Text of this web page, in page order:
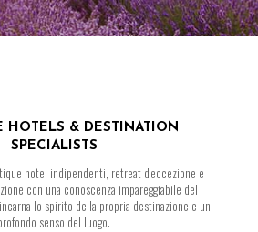
HOTELS & DESTINATION
SPECIALISTS
hotel indipendenti, retreat d’eccezione e
con una conoscenza impareggiabile del
lo spirito della propria destinazione e un
senso del luogo.